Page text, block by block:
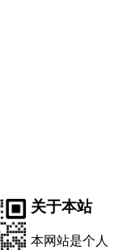
关于本站
本网站是个人